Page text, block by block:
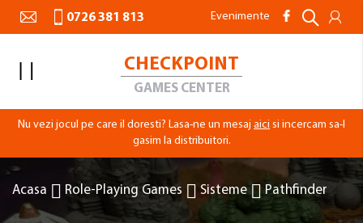
0726 381 813 Evenimente
CHECKPOINT
GAMES CENTER
Nu vezi jocul pe care il doresti? Lasa-ne un mesaj aici si incercam sa-l
gasim la distribuitori.
Acasa Role-Playing Games Sisteme Pathfinder